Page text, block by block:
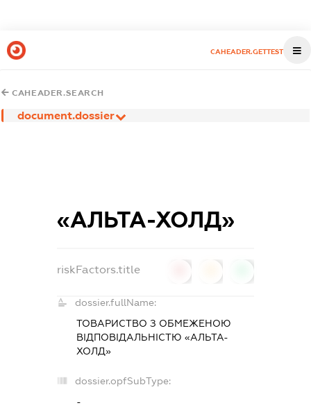
CAHEADER.GETTEST
CAHEADER.SEARCH
document.dossier
«АЛЬТА-ХОЛД»
riskFactors.title
dossier.fullName:
ТОВАРИСТВО З ОБМЕЖЕНОЮ
ВІДПОВІДАЛЬНІСТЮ «АЛЬТА-
ХОЛД»
dossier.opfSubType:
-